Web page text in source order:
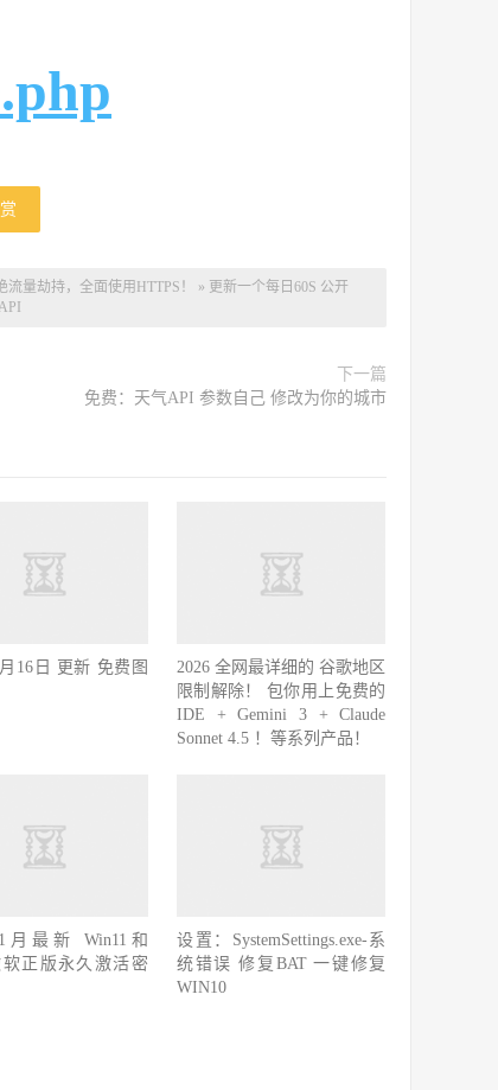
量劫持，全面使用HTTPS！ » 更新一个每日60S 公开
下一篇
免费：天气API 参数自己 修改为你的城市
16日 更新 免费图
2026 全网最详细的 谷歌地区
限制解除！ 包你用上免费的
IDE + Gemini 3 + Claude
Sonnet 4.5 ！等系列产品！
月最新 Win11和
软正版永久激活密
设置：SystemSettings.exe-系
统错误 修复BAT 一键修复
WIN10